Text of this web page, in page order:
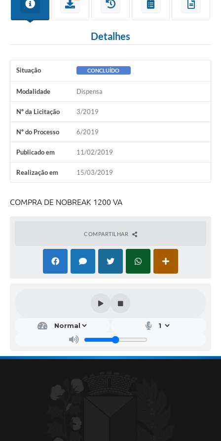
Detalhes
Situação CONCLUÍDO
Modalidade Dispensa
Nº da Licitação 3/2019
Nº do Processo 6/2019
Publicado em 11/02/2019
Realização em 15/03/2019
COMPRA DE NOBREAK 1200 VA
COMPARTILHAR